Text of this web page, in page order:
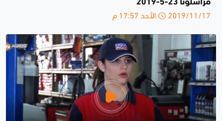
مراسلونا 23-5-2019
2019/11/17 الأحد 17:57 م